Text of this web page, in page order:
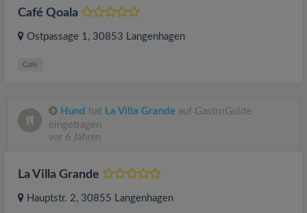
Café Qoala
Ostpassage 1, 30853 Langenhagen
Cafe
Hund hat La Villa Grande auf GastroGuide
eingetragen
vor 6 Jahren
La Villa Grande
Hauptstr. 2, 30855 Langenhagen